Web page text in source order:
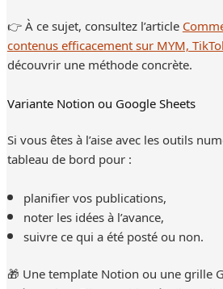
👉 À ce sujet, consultez l’article
contenus efficacement sur MYM,
découvrir une méthode concrète.
Variante Notion ou Google Sheets
Si vous êtes à l’aise avec les outils
tableau de bord pour :
planifier vos publications,
noter les idées à l’avance,
suivre ce qui a été posté ou non.
🎁 Une template Notion ou une grille